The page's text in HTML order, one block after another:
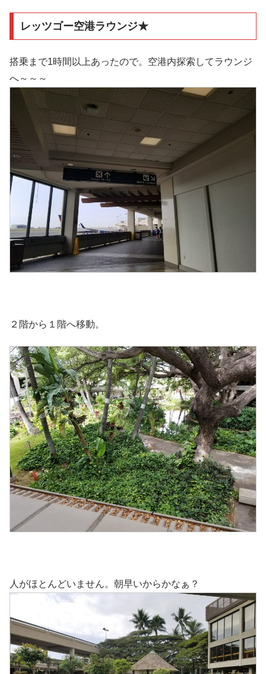
レッツゴー空港ラウンジ★
搭乗まで1時間以上あったので。空港内探索してラウンジ
へ～～～
２階から１階へ移動。
人がほとんどいません。朝早いからかなぁ？